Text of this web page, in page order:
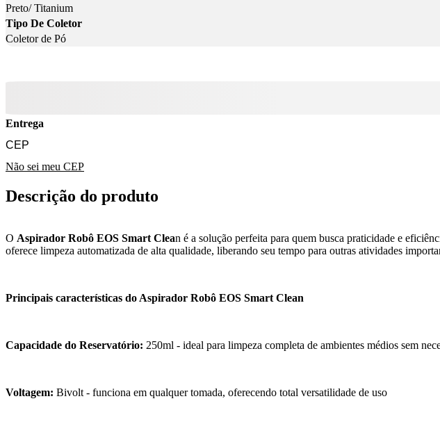
Preto/ Titanium
Tipo De Coletor
Coletor de Pó
Entrega
Não sei meu CEP
Descrição do produto
O Aspirador Robô EOS Smart Clean é a solução perfeita para quem busca praticidade e
oferece limpeza automatizada de alta qualidade, liberando seu tempo para outras atividades
Principais características do Aspirador Robô EOS Smart Clean
Capacidade do Reservatório: 250ml - ideal para limpeza completa de ambientes médios sem
Voltagem: Bivolt - funciona em qualquer tomada, oferecendo total versatilidade de uso